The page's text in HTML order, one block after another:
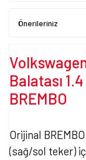
Önerileriniz
Balatası
BREMBO
Orijinal
(sağ/sol teker)